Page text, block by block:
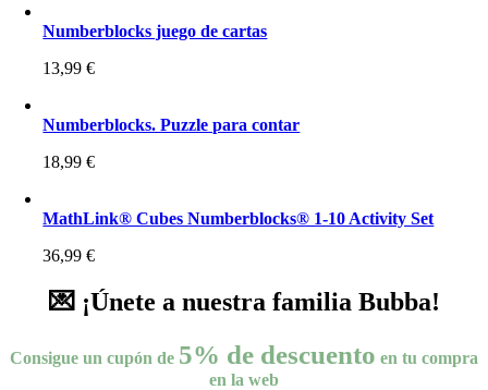
Numberblocks juego de cartas
13,99€
Numberblocks. Puzzle para contar
18,99€
MathLink® Cubes Numberblocks® 1-10 Activity Set
36,99€
💌 ¡Únete a nuestra familia Bubba!
Consigue un cupón de 5% de descuento en tu compra
en la web